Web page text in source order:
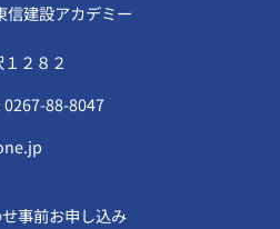
信建設アカデミー
２８２
0267-88-8047
事前お申し込み